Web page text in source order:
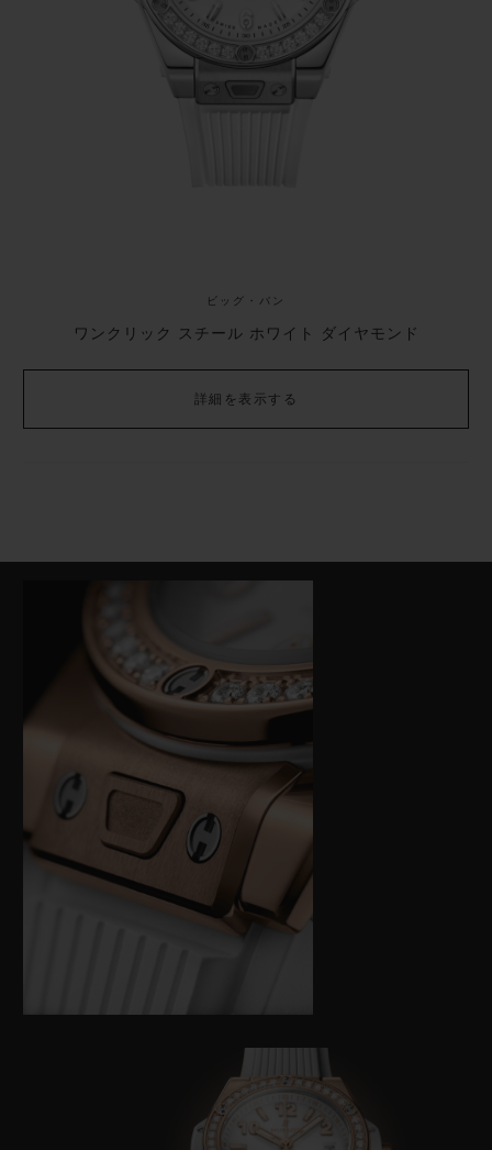
ビッグ・バン
ワンクリック スチール ホワイト ダイヤモンド
詳細を表示する
bezel set with 36 diamonds, in a masculine-
feminine model of Haute Horlogerie. A dial
in black or white depending on the material
gem with a certain character.